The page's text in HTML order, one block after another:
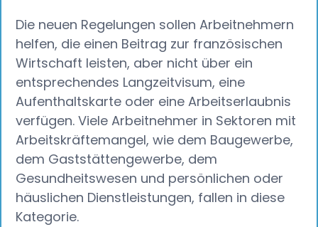
Die neuen Regelungen sollen Arbeitnehmern
helfen, die einen Beitrag zur französischen
Wirtschaft leisten, aber nicht über ein
entsprechendes Langzeitvisum, eine
Aufenthaltskarte oder eine Arbeitserlaubnis
verfügen. Viele Arbeitnehmer in Sektoren mit
Arbeitskräftemangel, wie dem Baugewerbe,
dem Gaststättengewerbe, dem
Gesundheitswesen und persönlichen oder
häuslichen Dienstleistungen, fallen in diese
Kategorie.